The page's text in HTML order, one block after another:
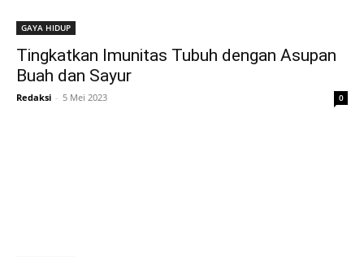
GAYA HIDUP
Tingkatkan Imunitas Tubuh dengan Asupan
Buah dan Sayur
Redaksi - 5 Mei 2023 0